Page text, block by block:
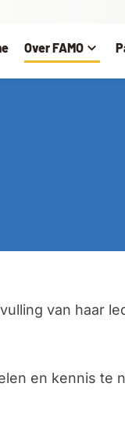
Over FAMO
van haar
en kennis te